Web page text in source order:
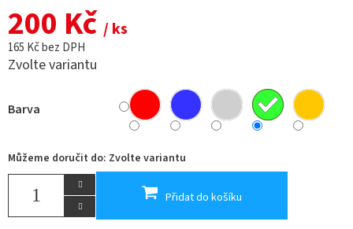
200 Kč / ks
165 Kč bez DPH
Zvolte variantu
Barva
Můžeme doručit do: Zvolte variantu
Přidat do košíku